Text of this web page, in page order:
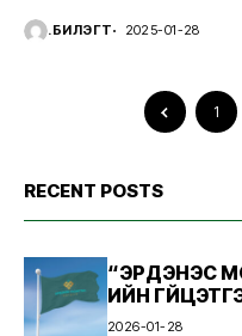
Ү.БИЛЭГТ 2025-01-28
1
RECENT POSTS
“ЭРДЭНЭС
ИЙН
2026-01-28